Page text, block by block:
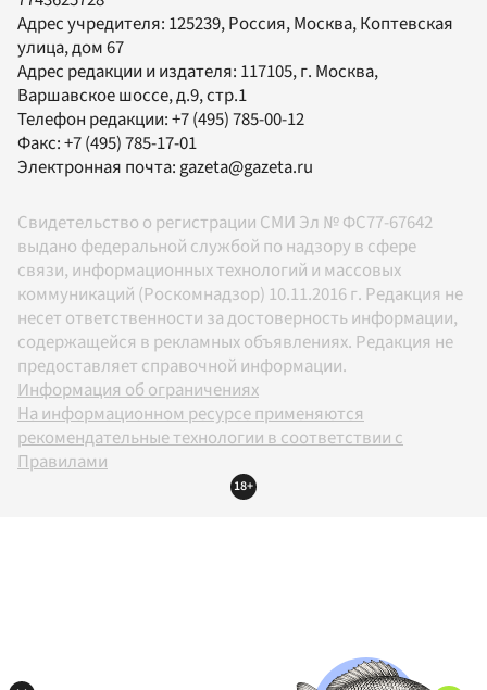
Адрес учредителя: 125239, Россия, Москва, Коптевская
улица, дом 67
Адрес редакции и издателя: 117105, г. Москва,
Варшавское шоссе, д.9, стр.1
Телефон редакции:+7 (495) 785-00-12
Факс:+7 (495) 785-17-01
Электронная почта:gazeta@gazeta.ru
Свидетельство о регистрации СМИ Эл № ФС77-67642
выдано федеральной службой по надзору в сфере
связи, информационных технологий и массовых
коммуникаций (Роскомнадзор) 10.11.2016 г. Редакция не
несет ответственности за достоверность информации,
содержащейся в рекламных объявлениях. Редакция не
предоставляет справочной информации.
Информация об ограничениях
На информационном ресурсе применяются
рекомендательные технологии в соответствии с
Правилами
18+